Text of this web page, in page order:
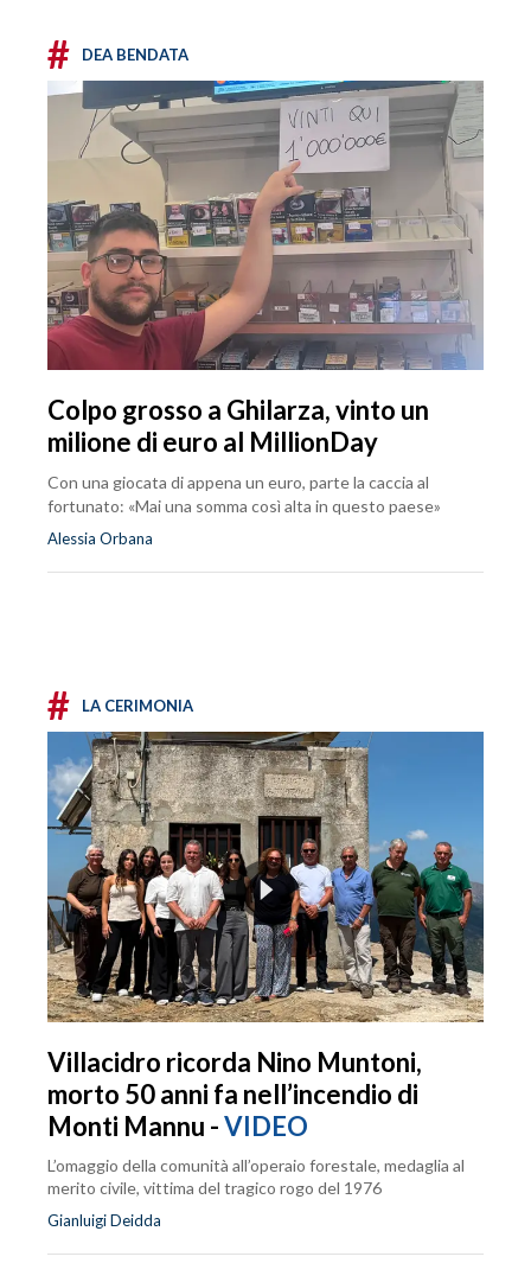
# DEA BENDATA
Colpo grosso a Ghilarza, vinto un
milione di euro al MillionDay
Con una giocata di appena un euro, parte la caccia al
fortunato: «Mai una somma così alta in questo paese»
Alessia Orbana
# LA CERIMONIA
Villacidro ricorda Nino Muntoni,
morto 50 anni fa nell’incendio di
Monti Mannu -VIDEO
L’omaggio della comunità all’operaio forestale, medaglia al
merito civile, vittima del tragico rogo del 1976
Gianluigi Deidda